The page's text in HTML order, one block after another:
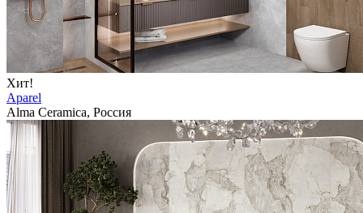
Хит!
Aparel
Alma Ceramica, Россия